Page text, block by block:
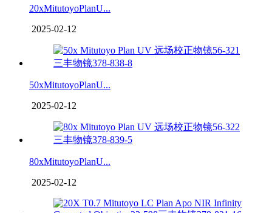
20xMitutoyoPlanU...
2025-02-12
50xMitutoyoPlanU...
2025-02-12
80xMitutoyoPlanU...
2025-02-12